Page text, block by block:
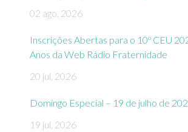
02 ago, 2026
Inscrições Abertas para o 10º CEU
Anos da Web Rádio Fraternidade
20 jul, 2026
Domingo Especial – 19 de julho de
19 jul, 2026